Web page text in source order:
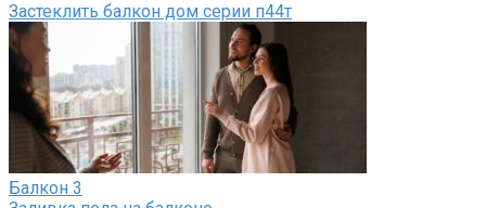
Застеклить балкон дом серии п44т
Балкон 3